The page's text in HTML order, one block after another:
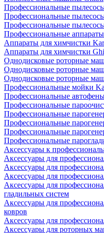
Профессиональные
Профессиональные
Профессиональные
Профессиональные
Аппараты для химчистки
Аппараты для химчистки
Однодисковые роторные
Однодисковые роторные
Однодисковые роторные
Профессиональные мойки
Профессиональные
Профессиональные
Профессиональные
Профессиональные
Профессиональные
Профессиональные
Аксессуары к
Аксессуары для
Аксессуары для
Аксессуары для
Аксессуары для
гладильных систем
Аксессуары для
ковров
Аксессуары для
Аксессуары для роторных